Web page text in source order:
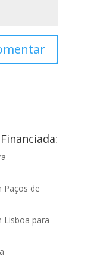
Paços de
Lisboa para